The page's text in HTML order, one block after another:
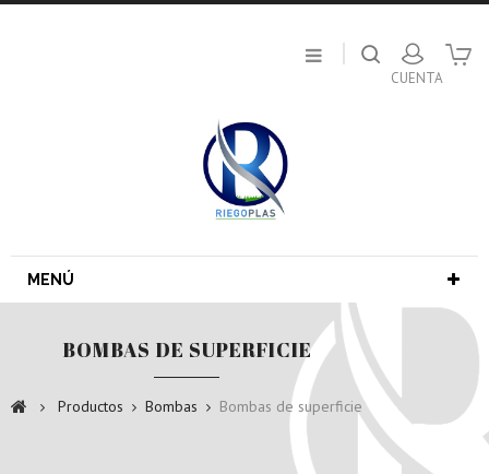
MENÚ
BOMBAS DE SUPERFICIE
Productos Bombas Bombas de superficie